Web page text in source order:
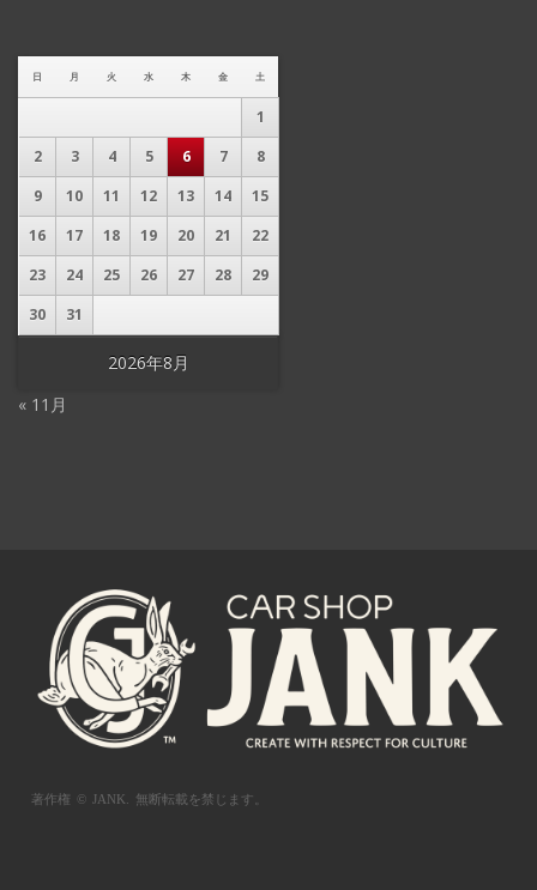
2026年8月
日 月 火 水 木 金 土
1
2
3 4 5 6 7
8
9
10 11 12 13 14
15
16
17 18 19 20 21
22
23
24 25 26 27 28
29
30
31
« 11月
著作権 © JANK. 無断転載を禁じます。